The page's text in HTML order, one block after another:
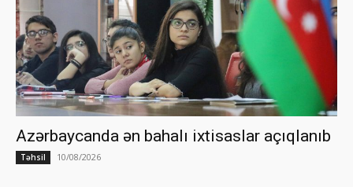
Azərbaycanda ən bahalı ixtisaslar açıqlanıb
Təhsil 10/08/2026